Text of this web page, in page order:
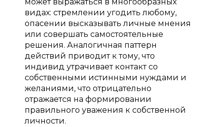
видах: стремлении угодить любому,
опасении высказывать личные мнения
или совершать самостоятельные
решения. Аналогичная паттерн
действий приводит к тому, что
индивид утрачивает контакт со
собственными истинными нуждами и
желаниями, что отрицательно
отражается на формировании
правильного уважения к собственной
личности.